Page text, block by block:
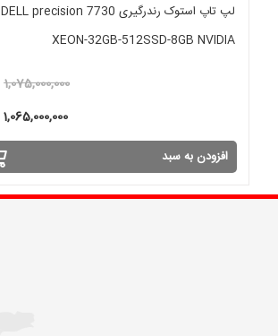
لپ تاپ استوک رندرگیری DELL precision 7730
XEON-32GB-512SSD-8GB NVIDIA
1,075,000,000
1,065,000,000 ریال
افزودن به سبد